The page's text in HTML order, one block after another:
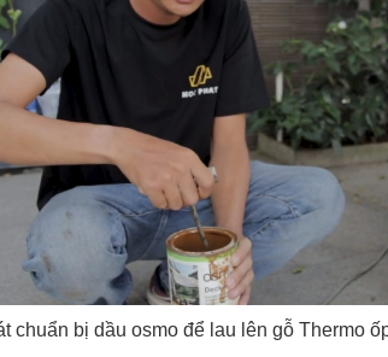
chuẩn bị dầu osmo để lau lên gỗ Thermo